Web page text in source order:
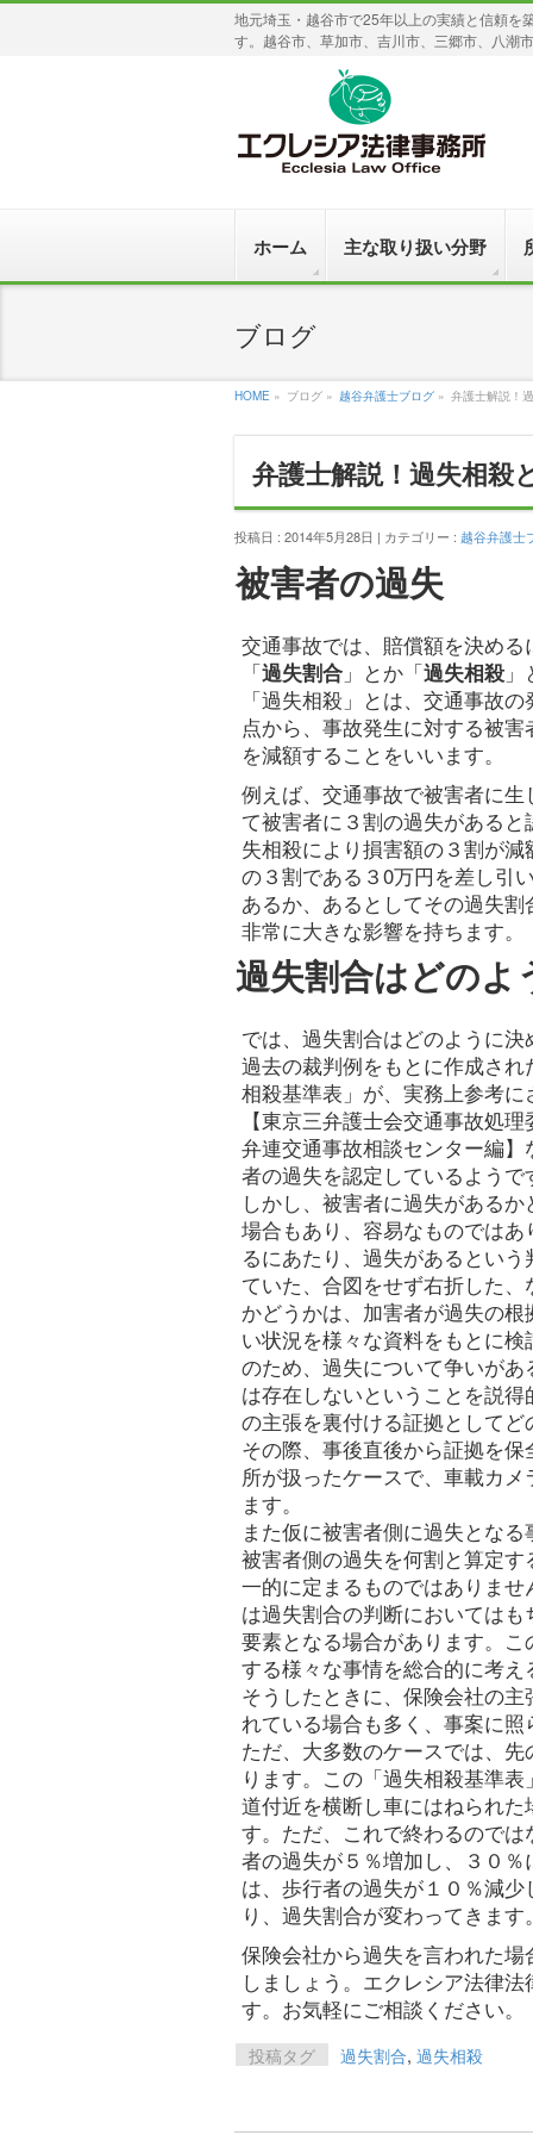
地元埼玉・越谷市で25年以上の実績と信頼を
す。越谷市、草加市、吉川市、三郷市、八潮
ホーム 主な取り扱い分野
ブログ
HOME » ブログ » 越谷弁護士ブログ » 弁護士解説！
弁護士解説！過失相殺
投稿日 : 2014年5月28日 | カテゴリー : 越谷弁護士
被害者の過失
交通事故では、賠償額を決める
「過失割合 」とか「過失相殺
「過失相殺」とは、交通事故
点から、事故発生に対する被
を減額することをいいます。
例えば、交通事故で被害者に
て被害者に３割の過失がある
失相殺により損害額の３割が
の３割である３0万円を差し引
あるか、あるとしてその過失
非常に大きな影響を持ちます。
過失割合はどの
では、過失割合はどのように決
過去の裁判例をもとに作成さ
相殺基準表」が、実務上参考
【東京三弁護士会交通事故処
弁連交通事故相談センター編
者の過失を認定しているようで
しかし、被害者に過失がある
場合もあり、容易なものでは
るにあたり、過失があるとい
ていた、合図をせず右折した
かどうかは、加害者が過失の
い状況を様々な資料をもとに
のため、過失について争いが
は存在しないということを説
の主張を裏付ける証拠としてど
その際、事後直後から証拠を
所が扱ったケースで、車載カ
ます。
また仮に被害者側に過失とな
被害者側の過失を何割と算定
一的に定まるものではありま
は過失割合の判断においては
要素となる場合があります。
する様々な事情を総合的に考え
そうしたときに、保険会社の
れている場合も多く、事案に照
ただ、大多数のケースでは、
ります。この「過失相殺基準
道付近を横断し車にはねられ
す。ただ、これで終わるので
者の過失が５％増加し、３０
は、歩行者の過失が１０％減
り、過失割合が変わってきます。
保険会社から過失を言われた
しましょう。エクレシア法律
す。お気軽にご相談ください。
投稿タグ 過失割合, 過失相殺